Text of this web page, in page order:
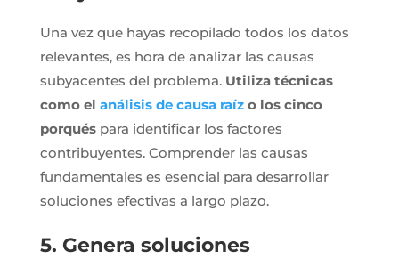
Una vez que hayas recopilado todos los datos
relevantes, es hora de analizar las causas
subyacentes del problema. Utiliza técnicas
como el análisis de causa raízo los cinco
porquéspara identificar los factores
contribuyentes. Comprender las causas
fundamentales es esencial para desarrollar
soluciones efectivas a largo plazo.
5. Genera soluciones